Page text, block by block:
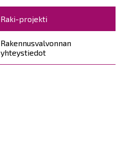
Raki-projekti
Rakennusvalvonnan
yhteystiedot